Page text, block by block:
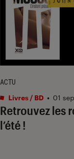
Retrouvez les
l’été !
ACTU
Livres / BD • 01